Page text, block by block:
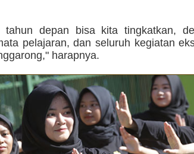
tahun depan bisa kita tingkatkan,
pelajaran, dan seluruh kegiatan
harapnya.